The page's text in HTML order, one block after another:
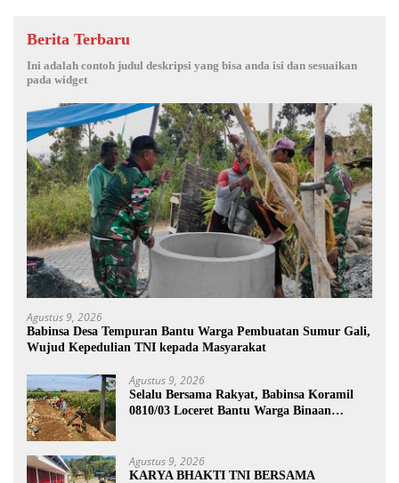
Berita Terbaru
Ini adalah contoh judul deskripsi yang bisa anda isi dan sesuaikan
pada widget
Agustus 9, 2026
Babinsa Desa Tempuran Bantu Warga Pembuatan Sumur Gali,
Wujud Kepedulian TNI kepada Masyarakat
Agustus 9, 2026
Selalu Bersama Rakyat, Babinsa Koramil
0810/03 Loceret Bantu Warga Binaan
Agustus 9, 2026
KARYA BHAKTI TNI BERSAMA